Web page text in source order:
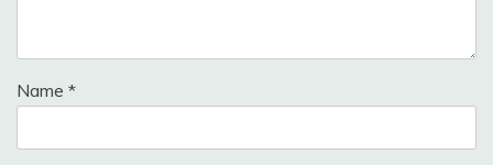
Name *